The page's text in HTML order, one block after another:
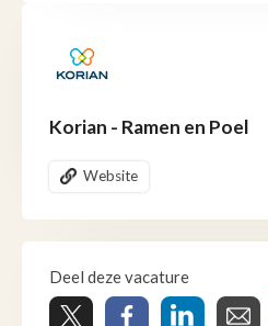
Korian - Ramen en Poel
Website
Deel deze vacature